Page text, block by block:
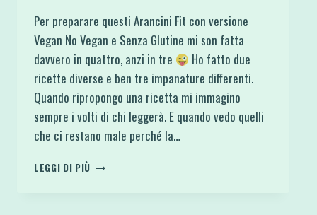
Per preparare questi Arancini Fit con versione
Vegan No Vegan e Senza Glutine mi son fatta
davvero in quattro, anzi in tre
Ho fatto due
ricette diverse e ben tre impanature differenti.
Quando ripropongo una ricetta mi immagino
sempre i volti di chi leggerà. E quando vedo quelli
che ci restano male perché la…
LEGGI DI PIÙ ARANCINI